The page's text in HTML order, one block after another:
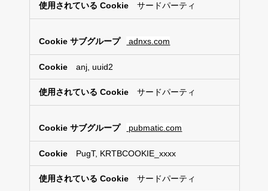
サードパーティ
adnxs.com
anj, uuid2
サードパーティ
pubmatic.com
PugT, KRTBCOOKIE_xxxx
サードパーティ